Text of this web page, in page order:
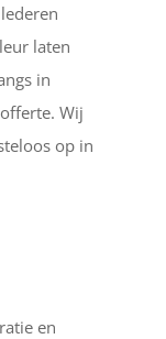
laten
in
Wij
op in
en